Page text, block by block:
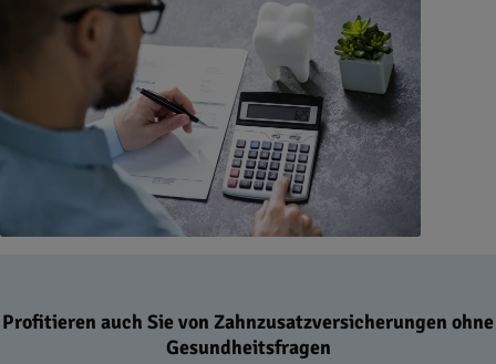
Profitieren auch Sie von Zahnzusatzversicherungen ohne
Gesundheitsfragen